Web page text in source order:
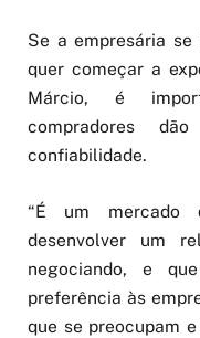
Se a empresária
quer começar a
Márcio, é
compradores
confiabilidade.
“É um mercado
desenvolver um
negociando, e
preferência às
que se preocupam